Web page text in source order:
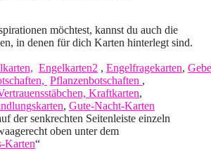
möchtest, kannst du auch die
in denen für dich Karten hinterlegt sind.
Engelkarten2 , Engelfragekarten,
Pflanzenbotschaften ,
Kraftkarten,
, Gute-Nacht-Karten
der senkrechten Seitenleiste einzeln
oben unter dem
Karten“